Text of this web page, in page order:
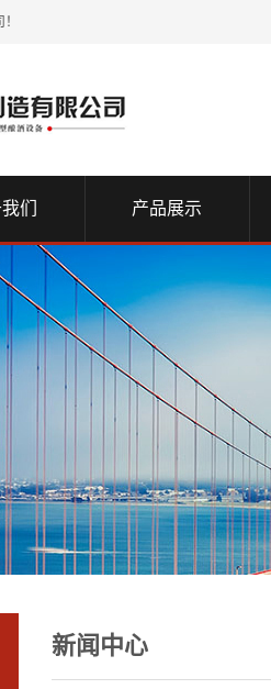
们 产品展示
新闻中心